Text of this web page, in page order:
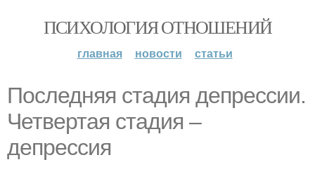
ПСИХОЛОГИЯ ОТНОШЕНИЙ
главная новости статьи
Последняя стадия депрессии.
Четвертая стадия –
депрессия